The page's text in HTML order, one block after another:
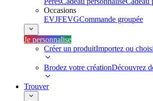
Occasions
EVJFEVGCommande groupée
Je personnalise
Créer un produitImportez ou
Brodez votre créationDécouvrez
Trouver